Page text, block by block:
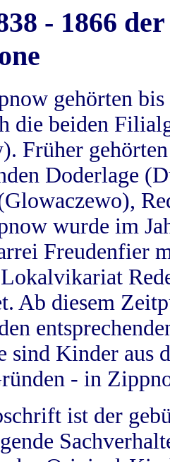
- 1866
gehörten
die beiden
Früher
Doderlage
wurde im
Freudenfier
Ab diesem
sind Kinder aus
- in
ist der